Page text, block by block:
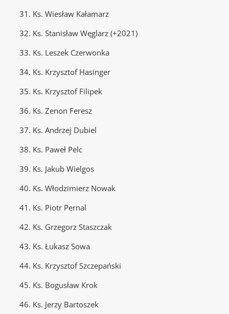
31. Ks. Wiesław Kałamarz
32. Ks. Stanisław Węglarz (+2021)
33. Ks. Leszek Czerwonka
34. Ks. Krzysztof Hasinger
35. Ks. Krzysztof Filipek
36. Ks. Zenon Feresz
37. Ks. Andrzej Dubiel
38. Ks. Paweł Pelc
39. Ks. Jakub Wielgos
40. Ks. Włodzimierz Nowak
41. Ks. Piotr Pernal
42. Ks. Grzegorz Staszczak
43. Ks. Łukasz Sowa
44. Ks. Krzysztof Szczepański
45. Ks. Bogusław Krok
46. Ks. Jerzy Bartoszek